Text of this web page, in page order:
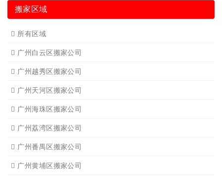
搬家区域
所有区域
广州白云区搬家公司
广州越秀区搬家公司
广州天河区搬家公司
广州海珠区搬家公司
广州荔湾区搬家公司
广州番禺区搬家公司
广州黄埔区搬家公司